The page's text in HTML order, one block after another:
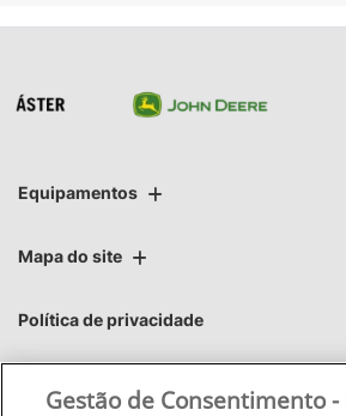
Equipamentos
Mapa do site
Política de privacidade
Áster | Áster Máquinas e Soluções
Gestão de Consentimento -